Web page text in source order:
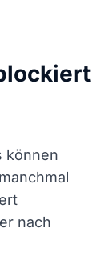
können
nach